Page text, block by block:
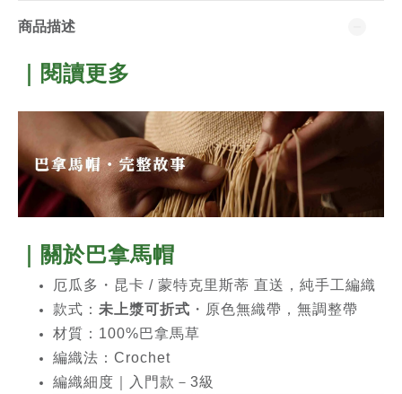
商品描述
｜閱讀更多
｜關於巴拿馬帽
厄瓜多・昆卡 / 蒙特克里斯蒂 直送，純手工編織
款式： 未上漿可折式 ・原色無織帶，無調整帶
材質：100%巴拿馬草
編織法：Crochet
編織細度｜入門款－3級